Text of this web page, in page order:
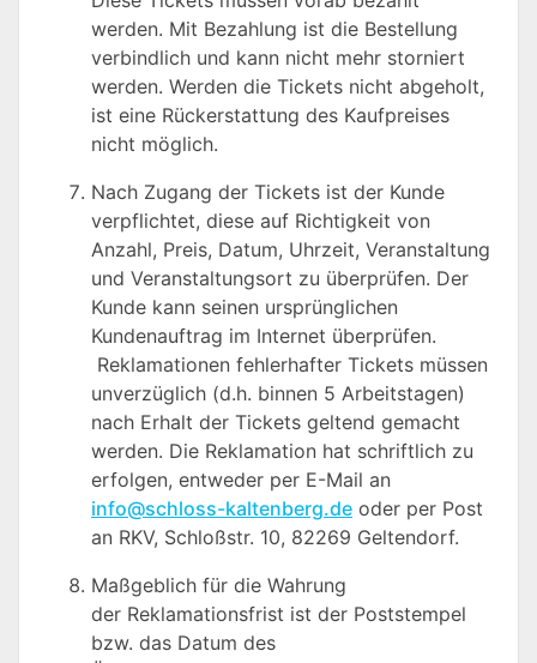
werden. Mit Bezahlung ist die Bestellung
verbindlich und kann nicht mehr storniert
werden. Werden die Tickets nicht abgeholt,
ist eine Rückerstattung des Kaufpreises
nicht möglich.
Nach Zugang der Tickets ist der Kunde
verpflichtet, diese auf Richtigkeit von
Anzahl, Preis, Datum, Uhrzeit, Veranstaltung
und Veranstaltungsort zu überprüfen. Der
Kunde kann seinen ursprünglichen
Kundenauftrag im Internet überprüfen.
Reklamationen fehlerhafter Tickets müssen
unverzüglich (d.h. binnen 5 Arbeitstagen)
nach Erhalt der Tickets geltend gemacht
werden. Die Reklamation hat schriftlich zu
erfolgen, entweder per E-Mail an
info@schloss-kaltenberg.de oder per Post
an RKV, Schloßstr. 10, 82269 Geltendorf.
Maßgeblich für die Wahrung
der Reklamationsfrist ist der Poststempel
bzw. das Datum des